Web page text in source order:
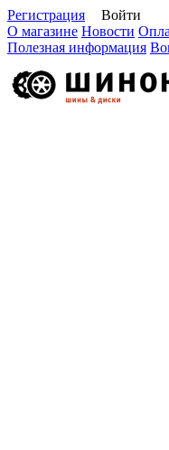
Регистрация
Войти
О магазине Новости
Полезная информация